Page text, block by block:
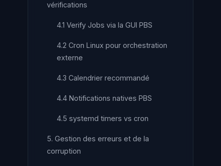
vérifications
4.1 Verify Jobs via la GUI PBS
4.2 Cron Linux pour orchestration
externe
4.3 Calendrier recommandé
4.4 Notifications natives PBS
4.5 systemd timers vs cron
5. Gestion des erreurs et de la
corruption